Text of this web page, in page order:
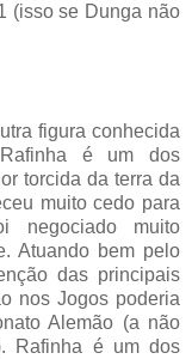
(isso se Dunga não
figura conhecida
é um dos
torcida da terra da
muito cedo para
negociado muito
Atuando bem pelo
das principais
nos Jogos poderia
Alemão (a não
Rafinha é um dos